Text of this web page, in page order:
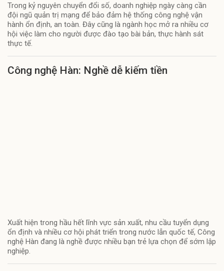
Trong kỷ nguyên chuyển đổi số, doanh nghiệp ngày càng cần
đội ngũ quản trị mạng để bảo đảm hệ thống công nghệ vận
hành ổn định, an toàn. Đây cũng là ngành học mở ra nhiều cơ
hội việc làm cho người được đào tạo bài bản, thực hành sát
thực tế.
Công nghệ Hàn: Nghề dễ kiếm tiền
Xuất hiện trong hầu hết lĩnh vực sản xuất, nhu cầu tuyển dụng
ổn định và nhiều cơ hội phát triển trong nước lẫn quốc tế, Công
nghệ Hàn đang là nghề được nhiều bạn trẻ lựa chọn để sớm lập
nghiệp.